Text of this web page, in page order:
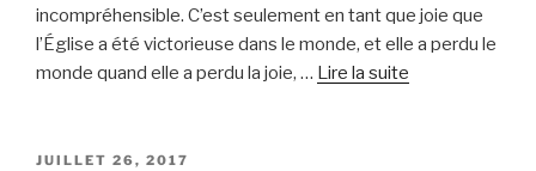
incompréhensible. C’est seulement en tant que joie que
l’Église a été victorieuse dans le monde, et elle a perdu le
monde quand elle a perdu la joie, … Lire la suite
PUBLIÉ
JUILLET 26, 2017